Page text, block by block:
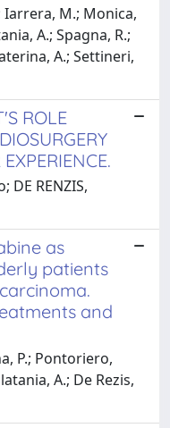
Iarrera, M.; Monica,
A.; Spagna, R.;
A.; Settineri,
ROLE
DE RENZIS,
as
patients
and
P.; Pontoriero,
A.; De Rezis,